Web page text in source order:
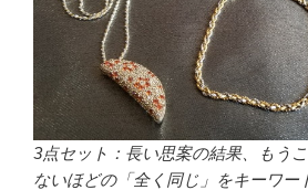
3点セット：長い思案の結果、もう
ないほどの「全く同じ」をキーワー